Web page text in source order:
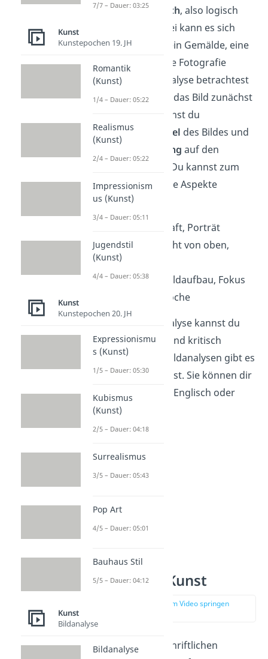
ein Bildsystematisch, also logisch
und geordnet. Dabei kann es sich
beispielsweise um ein Gemälde, eine
Zeichnung oder eine Fotografie
handeln. Bei der Analyse betrachtest
und beschreibst du das Bild zunächst
genau. Danach nennst du
gestalterische Mittel des Bildes und
Wirkung auf den
Betrachter heraus. Du kannst zum
Beispiel auf folgende Aspekte
eingehen:
Landschaft, Porträt
Perspektive:
Sicht von oben,
Augenhöhe
Komposition:
Bildaufbau, Fokus
Farben, Epoche
Am Ende deiner Analyse kannst du
das Bildbewerten
und kritisch
Stellung nehmen. Bildanalysen gibt es
nicht nur in der Kunst. Sie können dir
auch in Geschichte, Englisch oder
Deutsch begegnen.
Aufbau einer
Bildanalyse Kunst
zur Stelle im Video springen
Bevor du mit der schriftlichen
7/7 – Dauer: 03:25
Kunst
Kunstepochen 19. JH
Romantik
(Kunst)
1/4 – Dauer: 05:22
Realismus
(Kunst)
2/4 – Dauer: 05:22
Impressionism
us (Kunst)
3/4 – Dauer: 05:11
Jugendstil
(Kunst)
4/4 – Dauer: 05:38
Kunst
Kunstepochen 20. JH
Expressionismu
s (Kunst)
1/5 – Dauer: 05:30
Kubismus
(Kunst)
2/5 – Dauer: 04:18
Surrealismus
3/5 – Dauer: 05:43
Pop Art
4/5 – Dauer: 05:01
Bauhaus Stil
5/5 – Dauer: 04:12
Kunst
Bildanalyse
Bildanalyse